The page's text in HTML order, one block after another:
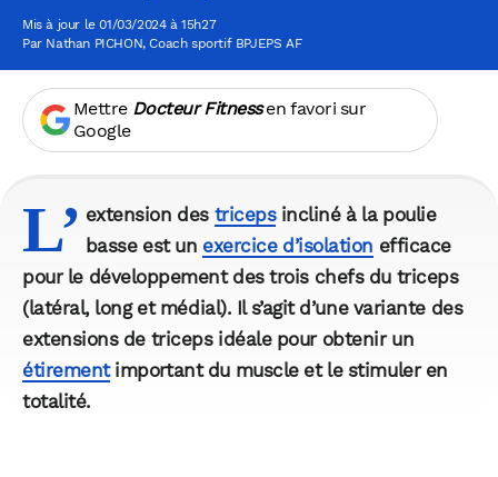
Mis à jour le 01/03/2024 à 15h27
Par Nathan PICHON, Coach sportif BPJEPS AF
Mettre Docteur Fitnessen favori sur
Google
L’ extension des tricepsincliné à la poulie
basse est un exercice d’isolation efficace
pour le développement des trois chefs du triceps
(latéral, long et médial). Il s’agit d’une variante des
extensions de triceps idéale pour obtenir un
étirementimportant du muscle et le stimuler en
totalité.